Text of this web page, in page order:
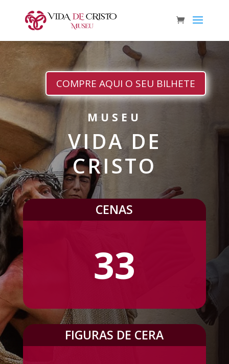
COMPRE AQUI O SEU BILHETE
MUSEU
VIDA DE
CRISTO
CENAS
33
FIGURAS DE CERA